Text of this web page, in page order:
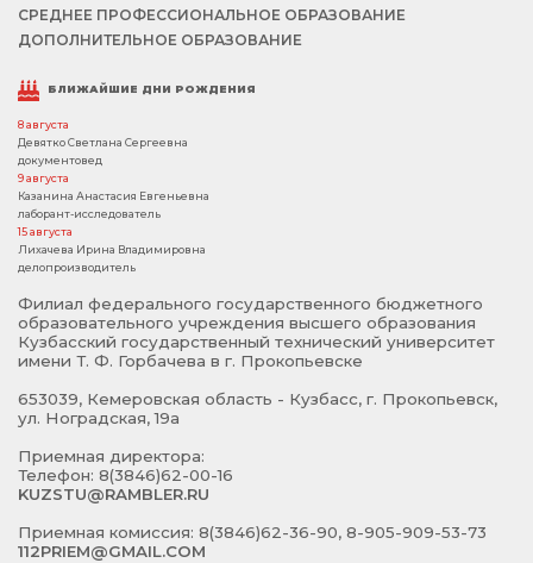
СРЕДНЕЕ ПРОФЕССИОНАЛЬНОЕ ОБРАЗОВАНИЕ
ДОПОЛНИТЕЛЬНОЕ ОБРАЗОВАНИЕ
БЛИЖАЙШИЕ ДНИ РОЖДЕНИЯ
8 августа
Девятко Светлана Сергеевна
документовед
9 августа
Казанина Анастасия Евгеньевна
лаборант-исследователь
15 августа
Лихачева Ирина Владимировна
делопроизводитель
Филиал федерального государственного бюджетного
образовательного учреждения высшего образования
Кузбасский государственный технический университет
имени Т. Ф. Горбачева в г. Прокопьевске
653039, Кемеровская область - Кузбасс, г. Прокопьевск,
ул. Ноградская, 19а
Приемная директора:
Телефон: 8(3846)62-00-16
KUZSTU@RAMBLER.RU
Приемная комиссия: 8(3846)62-36-90, 8-905-909-53-73
112PRIEM@GMAIL.COM